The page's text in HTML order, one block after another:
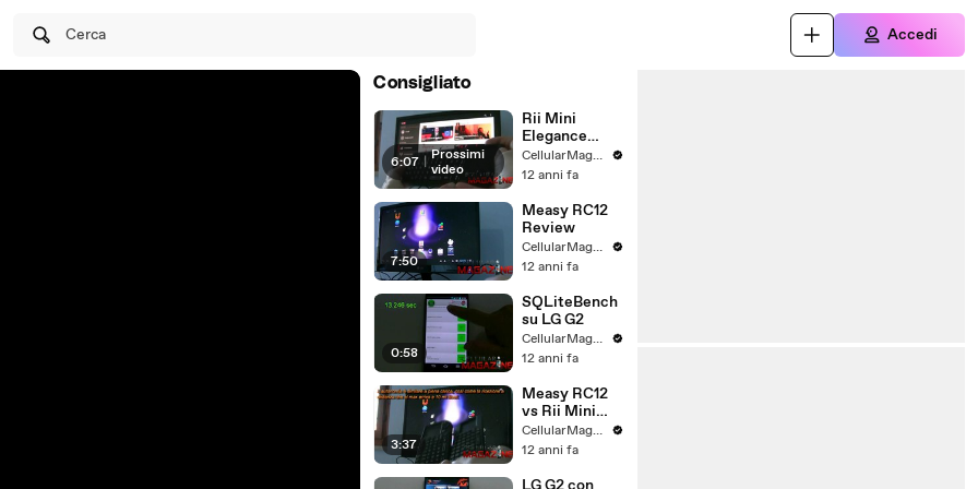
Cerca Accedi
Consigliato
6:07
Prossimi
video
Rii Mini
Elegance
Wireless
Review
CellularMagazine
12 anni fa
7:50
Measy RC12
Review
CellularMagazine
12 anni fa
0:58
SQLiteBench
su LG G2
CellularMagazine
12 anni fa
3:37
Measy RC12
vs Rii Mini
Elegance
Wireless
CellularMagazine
12 anni fa